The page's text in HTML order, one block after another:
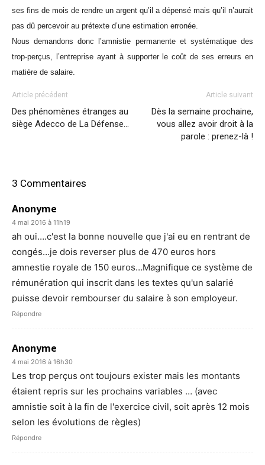
ses fins de mois de rendre un argent qu’il a dépensé mais qu’il n’aurait
pas dû percevoir au prétexte d’une estimation erronée.
Nous demandons donc l’amnistie permanente et systématique des
trop-perçus, l’entreprise ayant à supporter le coût de ses erreurs en
matière de salaire.
Article précédent
Des phénomènes étranges au
siège Adecco de La Défense…
Article suivant
Dès la semaine prochaine,
vous allez avoir droit à la
parole : prenez-là !
3 Commentaires
Anonyme
4 mai 2016 à 11h19
ah oui….c'est la bonne nouvelle que j'ai eu en rentrant de
congés…je dois reverser plus de 470 euros hors
amnestie royale de 150 euros…Magnifique ce système de
rémunération qui inscrit dans les textes qu'un salarié
puisse devoir rembourser du salaire à son employeur.
Répondre
Anonyme
4 mai 2016 à 16h30
Les trop perçus ont toujours exister mais les montants
étaient repris sur les prochains variables … (avec
amnistie soit à la fin de l'exercice civil, soit après 12 mois
selon les évolutions de règles)
Répondre